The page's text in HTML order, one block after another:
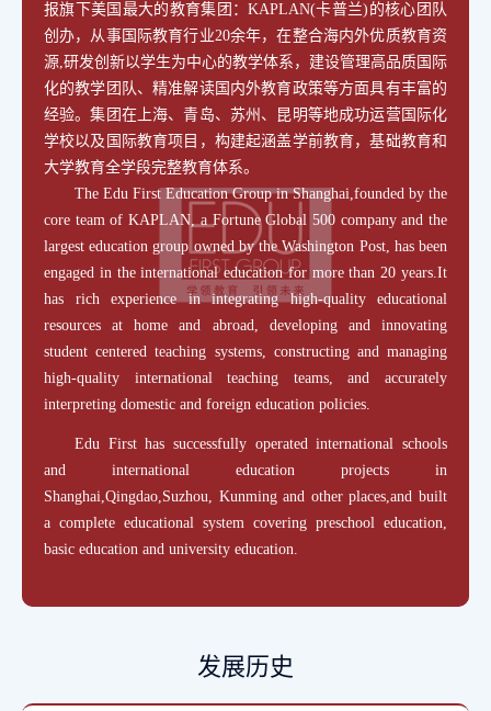
报旗下美国最大的教育集团：KAPLAN(卡普兰)的核心团队
创办，从事国际教育行业20余年，在整合海内外优质教育资
源,研发创新以学生为中心的教学体系，建设管理高品质国际
化的教学团队、精准解读国内外教育政策等方面具有丰富的
经验。集团在上海、青岛、苏州、昆明等地成功运营国际化
学校以及国际教育项目，构建起涵盖学前教育，基础教育和
大学教育全学段完整教育体系。
The Edu First Education Group in Shanghai,founded by the
core team of KAPLAN, a Fortune Global 500 company and the
largest education group owned by the Washington Post, has been
engaged in the international education for more than 20 years.It
has rich experience in integrating high-quality educational
resources at home and abroad, developing and innovating
student centered teaching systems, constructing and managing
high-quality international teaching teams, and accurately
interpreting domestic and foreign education policies.
Edu First has successfully operated international schools
and international education projects in
Shanghai,Qingdao,Suzhou, Kunming and other places,and built
a complete educational system covering preschool education,
basic education and university education.
发展历史